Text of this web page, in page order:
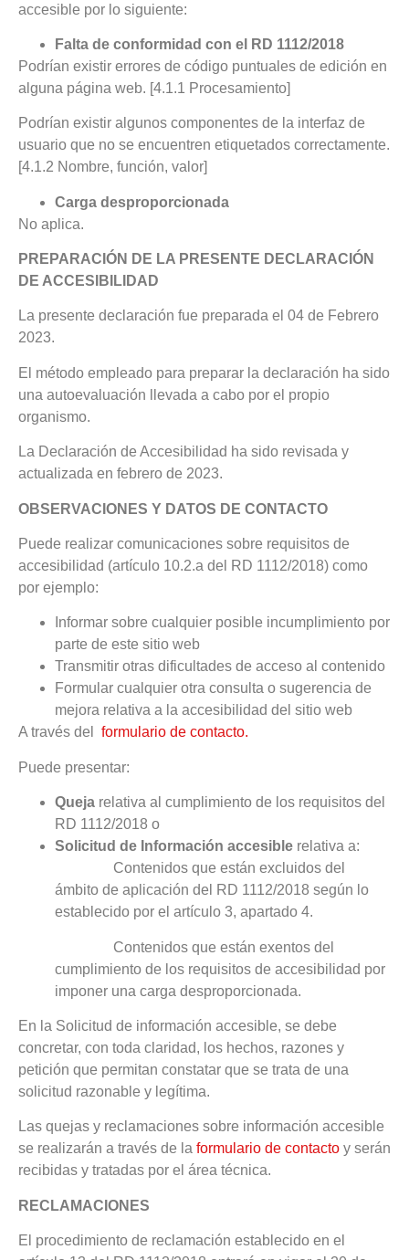
accesible por lo siguiente:
Falta de conformidad con el RD 1112/2018
Podrían existir errores de código puntuales de edición en
alguna página web. [4.1.1 Procesamiento]
Podrían existir algunos componentes de la interfaz de
usuario que no se encuentren etiquetados correctamente.
[4.1.2 Nombre, función, valor]
Carga desproporcionada
No aplica.
PREPARACIÓN DE LA PRESENTE DECLARACIÓN
DE ACCESIBILIDAD
La presente declaración fue preparada el 04 de Febrero
2023.
El método empleado para preparar la declaración ha sido
una autoevaluación llevada a cabo por el propio
organismo.
La Declaración de Accesibilidad ha sido revisada y
actualizada en febrero de 2023.
OBSERVACIONES Y DATOS DE CONTACTO
Puede realizar comunicaciones sobre requisitos de
accesibilidad (artículo 10.2.a del RD 1112/2018) como
por ejemplo:
Informar sobre cualquier posible incumplimiento por
parte de este sitio web
Transmitir otras dificultades de acceso al contenido
Formular cualquier otra consulta o sugerencia de
mejora relativa a la accesibilidad del sitio web
A través del formulario de contacto.
Puede presentar:
Queja relativa al cumplimiento de los requisitos del
RD 1112/2018 o
Solicitud de Información accesible relativa a:
Contenidos que están excluidos del
ámbito de aplicación del RD 1112/2018 según lo
establecido por el artículo 3, apartado 4.
Contenidos que están exentos del
cumplimiento de los requisitos de accesibilidad por
imponer una carga desproporcionada.
En la Solicitud de información accesible, se debe
concretar, con toda claridad, los hechos, razones y
petición que permitan constatar que se trata de una
solicitud razonable y legítima.
Las quejas y reclamaciones sobre información accesible
se realizarán a través de la formulario de contacto y serán
recibidas y tratadas por el área técnica.
RECLAMACIONES
El procedimiento de reclamación establecido en el